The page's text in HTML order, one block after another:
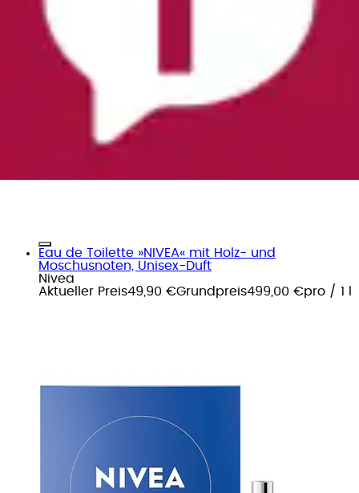
Eau de Toilette »NIVEA« mit Holz- und
Moschusnoten, Unisex-Duft
Nivea
Aktueller Preis49,90 €Grundpreis499,00 €pro / 1 l